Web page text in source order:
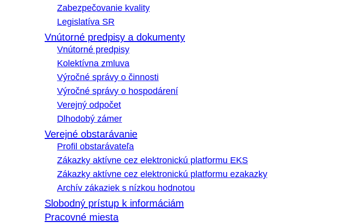
Zabezpečovanie kvality
Legislatíva SR
Vnútorné predpisy a dokumenty
Vnútorné predpisy
Kolektívna zmluva
Výročné správy o činnosti
Výročné správy o hospodárení
Verejný odpočet
Dlhodobý zámer
Verejné obstarávanie
Profil obstarávateľa
Zákazky aktívne cez elektronickú platformu EKS
Zákazky aktívne cez elektronickú platformu ezakazky
Archív zákaziek s nízkou hodnotou
Slobodný prístup k informáciám
Pracovné miesta